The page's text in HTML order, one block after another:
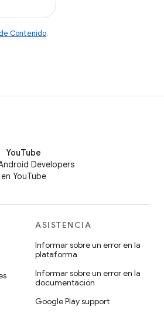
Contenido.
YouTube
Developers
en YouTube
ASISTENCIA
Informar sobre un error en la
plataforma
Informar sobre un error en la
documentación
Google Play support